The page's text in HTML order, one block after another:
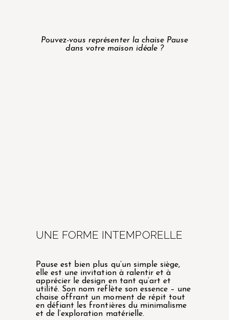
Pouvez-vous représenter la chaise Pause
dans votre maison idéale ?
UNE FORME INTEMPORELLE
Pause est bien plus qu’un simple siège,
elle est une invitation à ralentir et à
apprécier le design en tant qu’art et
utilité. Son nom reflète son essence – une
chaise offrant un moment de répit tout
en défiant les frontières du minimalisme
et de l’exploration matérielle.